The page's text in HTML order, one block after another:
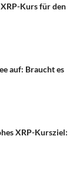
Kurs für den
auf: Braucht es
XRP-Kursziel: